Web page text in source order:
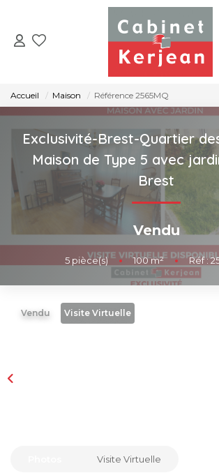
ACHETER
VENDRE
LOUER
NOS AGENCES
CONTACT
Accueil Maison Référence 2565MQ
Exclusivité-Brest-Quartier
Maison de Type 5 avec
Brest
Vendu
5 pièce(s) • 100m² • Réf :
Vendu Visite Virtuelle
Visite Virtuelle